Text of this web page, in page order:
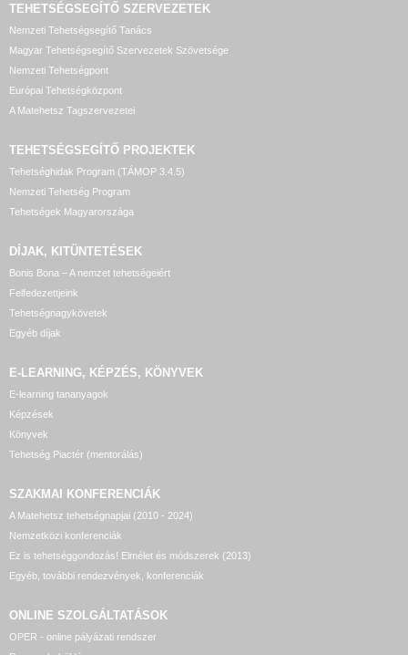
TEHETSÉGSEGÍTŐ SZERVEZETEK
Nemzeti Tehetségsegítő Tanács
Magyar Tehetségsegítő Szervezetek Szövetsége
Nemzeti Tehetségpont
Európai Tehetségközpont
A Matehetsz Tagszervezetei
TEHETSÉGSEGÍTŐ PROJEKTEK
Tehetséghidak Program (TÁMOP 3.4.5)
Nemzeti Tehetség Program
Tehetségek Magyarországa
DÍJAK, KITÜNTETÉSEK
Bonis Bona – A nemzet tehetségeiért
Felfedezettjeink
Tehetségnagykövetek
Egyéb díjak
E-LEARNING, KÉPZÉS, KÖNYVEK
E-learning tananyagok
Képzések
Könyvek
Tehetség Piactér (mentorálás)
SZAKMAI KONFERENCIÁK
A Matehetsz tehetségnapjai (2010 - 2024)
Nemzetközi konferenciák
Ez is tehetséggondozás! Elmélet és módszerek (2013)
Egyéb, további rendezvények, konferenciák
ONLINE SZOLGÁLTATÁSOK
OPER - online pályázati rendszer